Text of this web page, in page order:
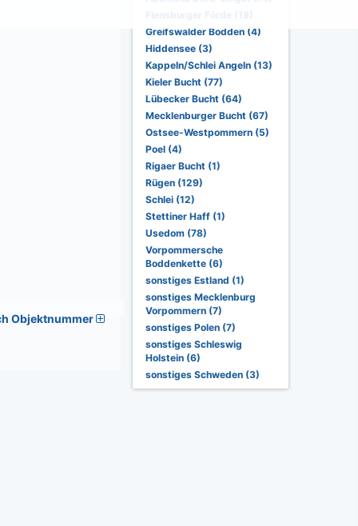
Objektnummer
Greifswalder Bodden (4)
Hiddensee (3)
Kappeln/Schlei Angeln (13)
Kieler Bucht (77)
Lübecker Bucht (64)
Mecklenburger Bucht (67)
Ostsee-Westpommern (5)
Poel (4)
Rigaer Bucht (1)
Rügen (129)
Schlei (12)
Stettiner Haff (1)
Usedom (78)
Vorpommersche
Boddenkette (6)
sonstiges Estland (1)
sonstiges Mecklenburg
Vorpommern (7)
sonstiges Polen (7)
sonstiges Schleswig
Holstein (6)
sonstiges Schweden (3)